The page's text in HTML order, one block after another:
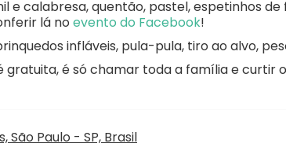
calabresa, quentão, pastel, espetinhos
lá no evento do Facebook!
infláveis, pula-pula, tiro ao alvo,
é só chamar toda a família e curtir
Paulo - SP, Brasil